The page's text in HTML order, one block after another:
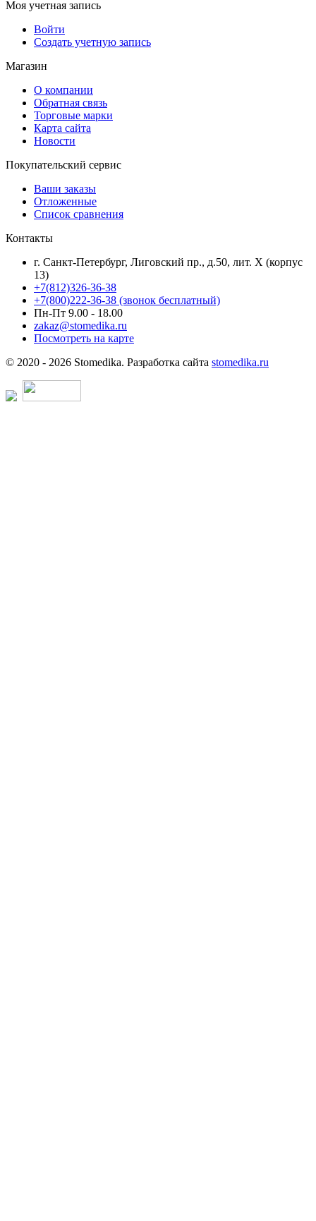
Моя учетная запись
Войти
Создать учетную запись
Магазин
О компании
Обратная связь
Торговые марки
Карта сайта
Новости
Покупательский сервис
Ваши заказы
Отложенные
Список сравнения
Контакты
г. Санкт-Петербург, Лиговский пр., д.50, лит. Х (корпус
13)
+7(812)326-36-38
+7(800)222-36-38 (звонок бесплатный)
Пн-Пт 9.00 - 18.00
zakaz@stomedika.ru
Посмотреть на карте
© 2020 - 2026 Stomedika. Разработка сайта stomedika.ru